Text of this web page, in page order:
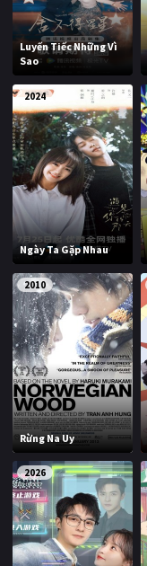
Luyến Tiếc Những Vì
Sao
2024
Ngày Ta Gặp Nhau
2010
Rừng Na Uy
2026